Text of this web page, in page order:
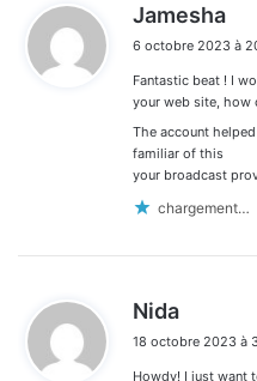
Jamesha
t
:
6 octobre 2023 à
Fantastic beat ! I
your web site, how
The account
familiar of this
your broadcast
chargement…
Nida
t
18 octobre 2023 à
Howdy! I just want